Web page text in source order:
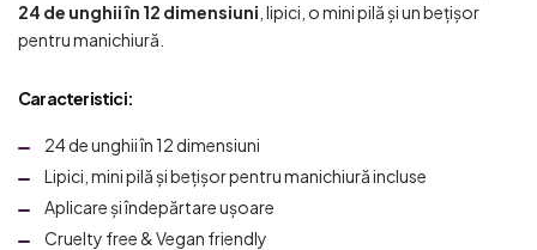
24 de unghii în 12 dimensiuni , lipici, o mini pilă și un bețișor
pentru manichiură.
Caracteristici:
24 de unghii în 12 dimensiuni
Lipici, mini pilă și bețișor pentru manichiură incluse
Aplicare și îndepărtare ușoare
Cruelty free & Vegan friendly